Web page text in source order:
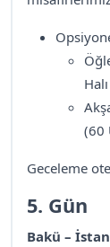
(60
Geceleme
5. Gün
Bakü –